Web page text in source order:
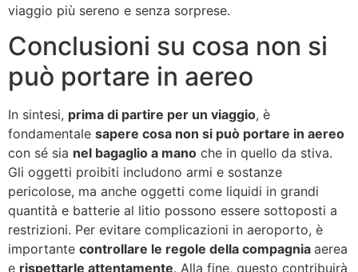
viaggio più sereno e senza sorprese.
Conclusioni su cosa non si
può portare in aereo
In sintesi, prima di partire per un viaggio, è
fondamentale sapere cosa non si può portare in aereo
con sé sia nel bagaglio a mano che in quello da stiva.
Gli oggetti proibiti includono armi e sostanze
pericolose, ma anche oggetti come liquidi in grandi
quantità e batterie al litio possono essere sottoposti a
restrizioni. Per evitare complicazioni in aeroporto, è
importante controllare le regole della compagnia aerea
e rispettarle attentamente. Alla fine, questo contribuirà